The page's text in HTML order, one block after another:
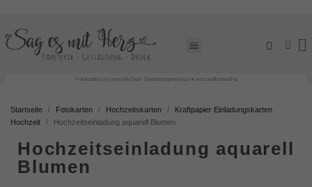
Fotokarten mit persönlichem Gestaltungsservice ♥ versandkostenfrei
Startseite Fotokarten Hochzeitskarten
Kraftpapier Einladungskarten
Hochzeit
Hochzeitseinladung aquarell Blumen
Hochzeitseinladung aquarell
Blumen